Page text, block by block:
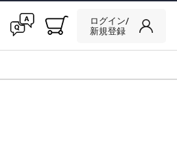
ログイン/
新規登録